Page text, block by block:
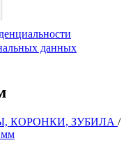
данных
КОРОНКИ, ЗУБИЛА /
мм